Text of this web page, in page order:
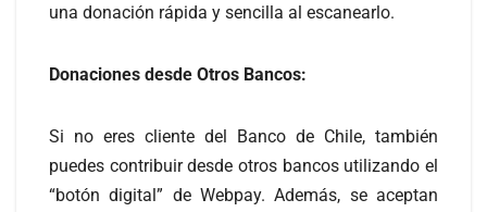
una donación rápida y sencilla al escanearlo.
Donaciones desde Otros Bancos:
Si no eres cliente del Banco de Chile, también
puedes contribuir desde otros bancos utilizando el
“botón digital” de Webpay. Además, se aceptan